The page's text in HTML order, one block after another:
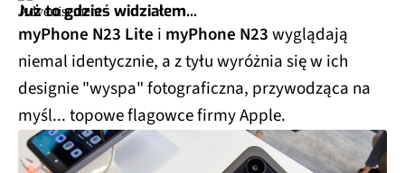
Już to gdzieś widziałem...
myPhone N23 Lite i myPhone N23wyglądają
niemal identycznie, a z tyłu wyróżnia się w ich
designie "wyspa" fotograficzna, przywodząca na
myśl... topowe flagowce firmy Apple.